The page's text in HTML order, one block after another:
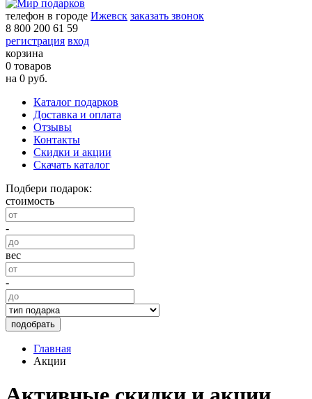
телефон в городе Ижевск заказать звонок
8 800 200 61 59
регистрация вход
корзина
0 товаров
на 0 руб.
Каталог подарков
Доставка и оплата
Отзывы
Контакты
Скидки и акции
Скачать каталог
Подбери подарок:
стоимость
-
вес
-
подобрать
Главная
Акции